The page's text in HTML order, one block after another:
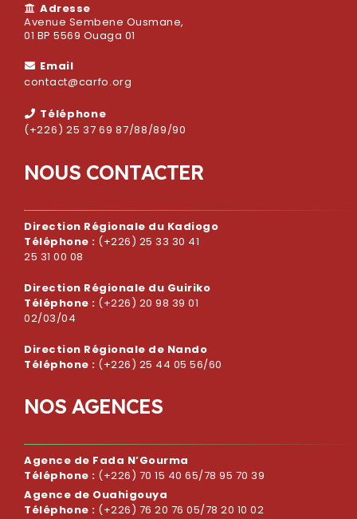
Adresse
Avenue Sembene Ousmane,
01 BP 5569 Ouaga 01
Email
contact@carfo.org
Téléphone
(+226) 25 37 69 87/88/89/90
NOUS CONTACTER
Direction Régionale du Kadiogo
Téléphone : (+226) 25 33 30 41
25 31 00 08
Direction Régionale du Guiriko
Téléphone : (+226) 20 98 39 01
02/03/04
Direction Régionale de Nando
Téléphone : (+226) 25 44 05 56/60
NOS AGENCES
Agence de Fada N’Gourma
Téléphone : (+226) 70 15 40 65/78 95 70 39
Agence de Ouahigouya
Téléphone : (+226) 76 20 76 05/78 20 10 02